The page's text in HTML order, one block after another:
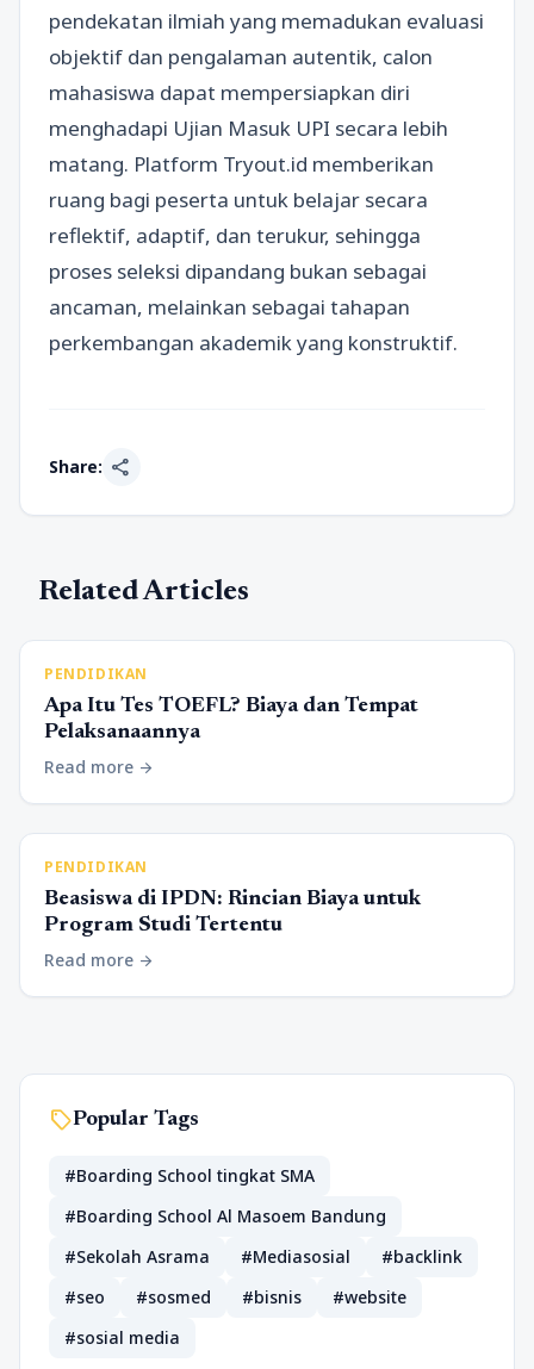
pendekatan ilmiah yang memadukan evaluasi
objektif dan pengalaman autentik, calon
mahasiswa dapat mempersiapkan diri
menghadapi Ujian Masuk UPI secara lebih
matang. Platform Tryout.id memberikan
ruang bagi peserta untuk belajar secara
reflektif, adaptif, dan terukur, sehingga
proses seleksi dipandang bukan sebagai
ancaman, melainkan sebagai tahapan
perkembangan akademik yang konstruktif.
Share: share
Related Articles
PENDIDIKAN
Apa Itu Tes TOEFL? Biaya dan Tempat
Pelaksanaannya
Read more arrow_forward
PENDIDIKAN
Beasiswa di IPDN: Rincian Biaya untuk
Program Studi Tertentu
Read more arrow_forward
sellPopular Tags
#Boarding School tingkat SMA
#Boarding School Al Masoem Bandung
#Sekolah Asrama
#Mediasosial
#backlink
#seo
#sosmed #bisnis
#website
#sosial media